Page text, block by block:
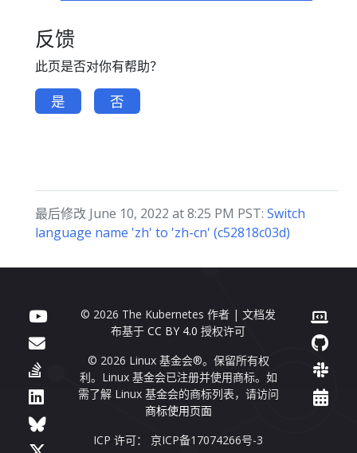
反馈
此页是否对你有帮助？
是 否
最后修改 June 10, 2022 at 8:25 PM PST: Switch
language name 'zh' to 'zh-cn' (c52818c03d)
© 2026 The Kubernetes 作者 | 文档发
布基于CC BY 4.0 授权许可
© 2026 Linux 基金会®。保留所有权
利。Linux 基金会已注册并使用商标。如
需了解 Linux 基金会的商标列表，请访问
商标使用页面
ICP 许可： 京ICP备17074266号-3